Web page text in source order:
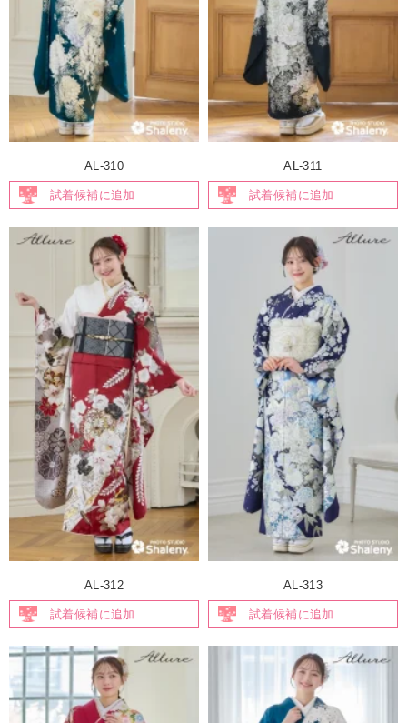
AL-310
試着候補に追加
AL-311
試着候補に追加
AL-312
試着候補に追加
AL-313
試着候補に追加